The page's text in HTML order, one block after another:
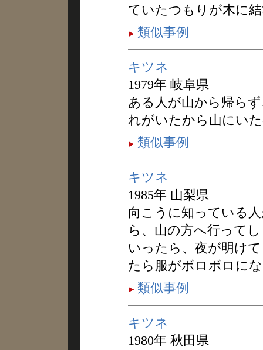
ていたつもりが木に
類似事例
キツネ
1979年 岐阜県
ある人が山から帰ら
れがいたから山にい
類似事例
キツネ
1985年 山梨県
向こうに知っている
ら、山の方へ行って
いったら、夜が明け
たら服がボロボロに
類似事例
キツネ
1980年 秋田県